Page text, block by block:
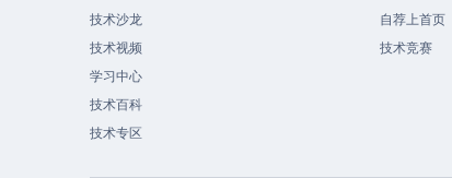
技术沙龙
技术视频
学习中心
技术百科
技术专区
自荐上首页
技术竞赛